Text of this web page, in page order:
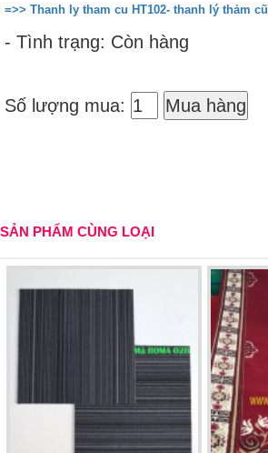
=>> Thanh ly tham cu HT102- thanh lý thảm cũ
- Tình trạng: Còn hàng
Số lượng mua: Mua hàng
SẢN PHẨM CÙNG LOẠI